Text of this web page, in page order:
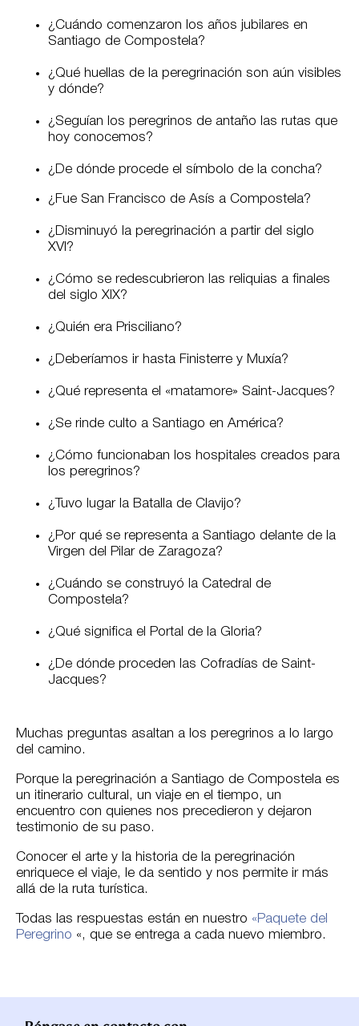
¿Cuándo comenzaron los años jubilares en
Santiago de Compostela?
¿Qué huellas de la peregrinación son aún visibles
y dónde?
¿Seguían los peregrinos de antaño las rutas que
hoy conocemos?
¿De dónde procede el símbolo de la concha?
¿Fue San Francisco de Asís a Compostela?
¿Disminuyó la peregrinación a partir del siglo
XVI?
¿Cómo se redescubrieron las reliquias a finales
del siglo XIX?
¿Quién era Prisciliano?
¿Deberíamos ir hasta Finisterre y Muxía?
¿Qué representa el «matamore» Saint-Jacques?
¿Se rinde culto a Santiago en América?
¿Cómo funcionaban los hospitales creados para
los peregrinos?
¿Tuvo lugar la Batalla de Clavijo?
¿Por qué se representa a Santiago delante de la
Virgen del Pilar de Zaragoza?
¿Cuándo se construyó la Catedral de
Compostela?
¿Qué significa el Portal de la Gloria?
¿De dónde proceden las Cofradías de Saint-
Jacques?
Muchas preguntas asaltan a los peregrinos a lo largo
del camino.
Porque la peregrinación a Santiago de Compostela es
un itinerario cultural, un viaje en el tiempo, un
encuentro con quienes nos precedieron y dejaron
testimonio de su paso.
Conocer el arte y la historia de la peregrinación
enriquece el viaje, le da sentido y nos permite ir más
allá de la ruta turística.
Todas las respuestas están en nuestro «Paquete del
Peregrino «, que se entrega a cada nuevo miembro.